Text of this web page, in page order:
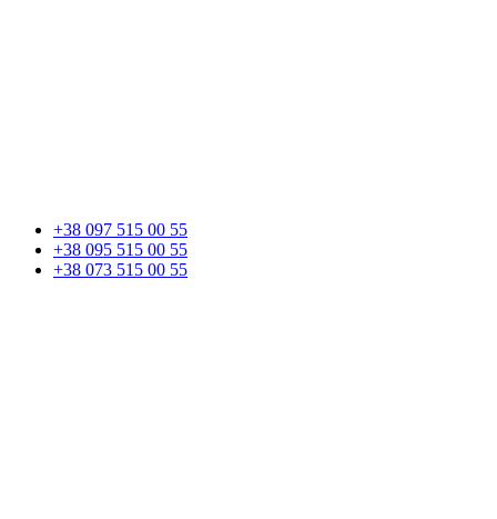
+38 097 515 00 55
+38 095 515 00 55
+38 073 515 00 55